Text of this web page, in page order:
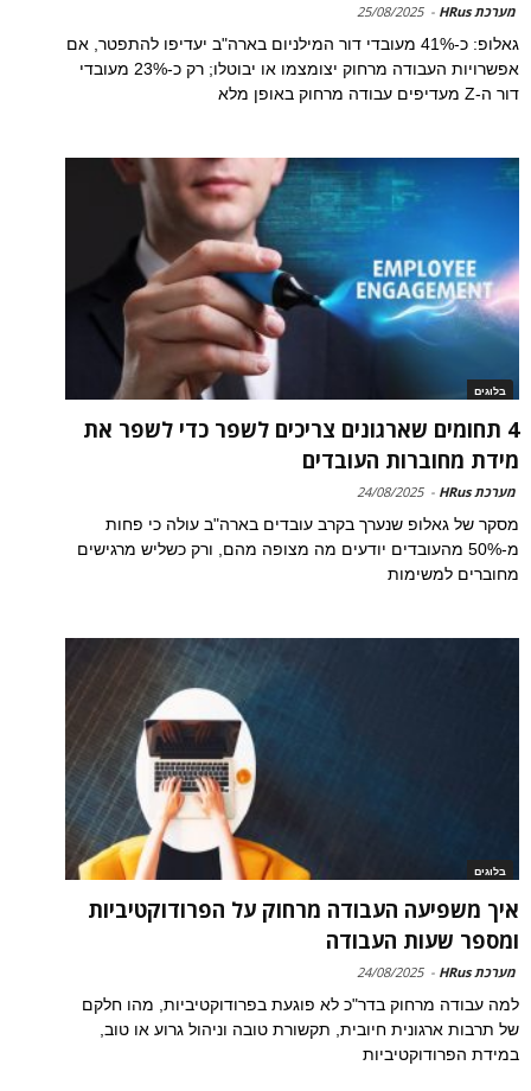
מערכת HRus -
25/08/2025
גאלופ: כ-41% מעובדי דור המילניום בארה"ב יעדיפו להתפטר, אם
אפשרויות העבודה מרחוק יצומצמו או יבוטלו; רק כ-23% מעובדי
דור ה-Z מעדיפים עבודה מרחוק באופן מלא
בלוגים
4 תחומים שארגונים צריכים לשפר כדי לשפר את
מידת מחוברות העובדים
מערכת HRus -
24/08/2025
מסקר של גאלופ שנערך בקרב עובדים בארה"ב עולה כי פחות
מ-50% מהעובדים יודעים מה מצופה מהם, ורק כשליש מרגישים
מחוברים למשימות
בלוגים
איך משפיעה העבודה מרחוק על הפרודוקטיביות
ומספר שעות העבודה
מערכת HRus -
24/08/2025
למה עבודה מרחוק בדר"כ לא פוגעת בפרודוקטיביות, מהו חלקם
של תרבות ארגונית חיובית, תקשורת טובה וניהול גרוע או טוב,
במידת הפרודוקטיביות